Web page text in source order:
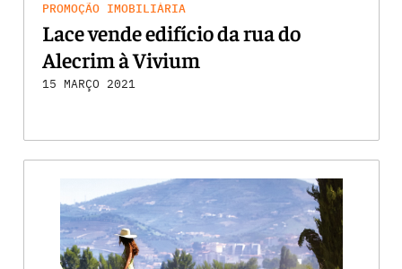
PROMOÇÃO IMOBILIÁRIA
Lace vende edifício da rua do
Alecrim à Vivium
15 MARÇO 2021